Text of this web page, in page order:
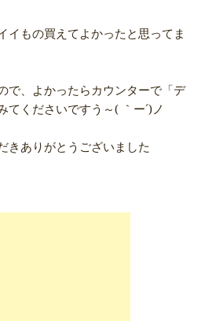
イもの買えてよかったと思ってま
で、よかったらカウンターで「デ
てくださいですう～( ｀ー´)ノ
きありがとうございました